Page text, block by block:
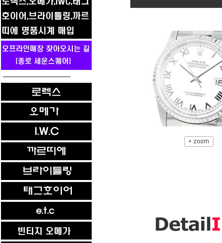
----------------------------------